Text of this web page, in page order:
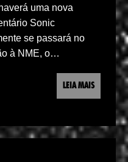
uma nova
Sonic
se passará no
à NME, o…
LEIA MAIS